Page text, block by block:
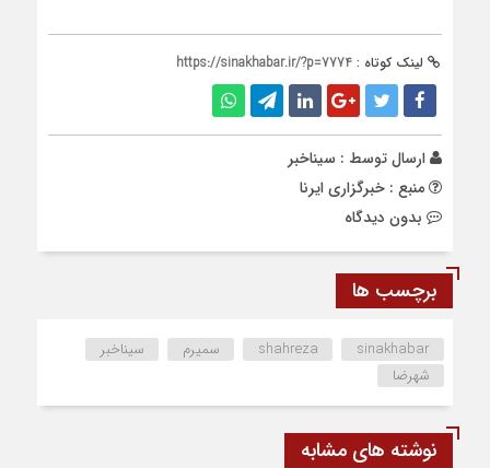
لینک کوتاه : https://sinakhabar.ir/?p=7774
ارسال توسط : سیناخبر
منبع : خبرگزاری ایرنا
بدون دیدگاه
برچسب ها
shahreza sinakhabar سمیرم
سیناخبر
شهرضا
نوشته های مشابه